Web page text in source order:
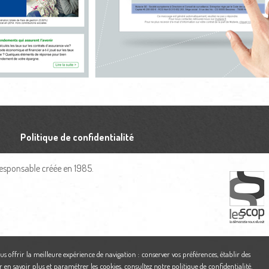
Politique de confidentialité
créée en 1985.
offrir la meilleure expérience de navigation : conserver vos préférences, établir des
savoir plus et paramétrer les cookies, consultez notre politique de confidentialité